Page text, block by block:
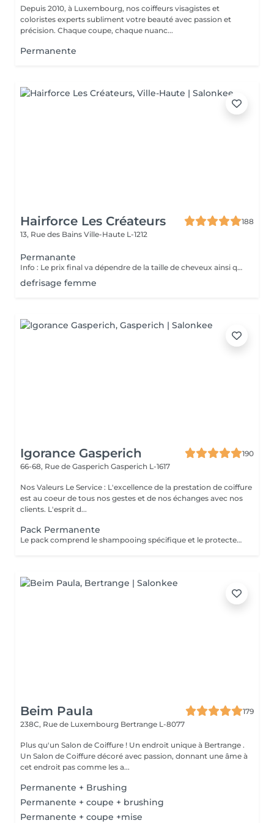
Depuis 2010, à Luxembourg, nos coiffeurs visagistes et
coloristes experts subliment votre beauté avec passion et
précision. Chaque coupe, chaque nuanc...
Permanente
Hairforce Les Créateurs
188
13, Rue des Bains Ville-Haute L-1212
Permanante
Info : Le prix final va dépendre de la taille de cheveux ainsi que la quantité des produits finalement utilisés. Pour les étudiants -20% sur toutes les techniques.
defrisage femme
Igorance Gasperich
190
66-68, Rue de Gasperich Gasperich L-1617
Nos Valeurs Le Service : L'excellence de la prestation de coiffure
est au coeur de tous nos gestes et de nos échanges avec nos
clients. L'esprit d...
Pack Permanente
Le pack comprend le shampooing spécifique et le protecteur REDKEN , la permanente avec les produits LOREAL PROFESSIONNEL , le conditionneur REDKEN , le séchage et les produits de styling REDKEN Option Coupe : la coupe IGORANCE (finition sur cheveux secs), le séchage et les produits de styling REDKEN. * Tarifs à titre indicatifs à confirmer après la consultation personnalisée établit auprès de votre coiffeur/stylist/spécialiste * La direction se réserve le droit d’apporter des modifications pour le bon fonctionnement du salon
Beim Paula
179
238C, Rue de Luxembourg Bertrange L-8077
Plus qu'un Salon de Coiffure ! Un endroit unique à Bertrange .
Un Salon de Coiffure décoré avec passion, donnant une âme à
cet endroit pas comme les a...
Permanente + Brushing
Permanente + coupe + brushing
Permanente + coupe +mise